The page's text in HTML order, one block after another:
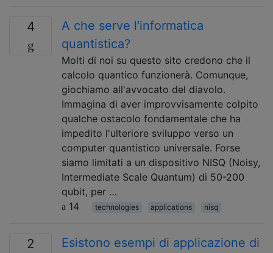
4
A che serve l'informatica
quantistica?
Molti di noi su questo sito credono che il
calcolo quantico funzionerà. Comunque,
giochiamo all'avvocato del diavolo.
Immagina di aver improvvisamente colpito
qualche ostacolo fondamentale che ha
impedito l'ulteriore sviluppo verso un
computer quantistico universale. Forse
siamo limitati a un dispositivo NISQ (Noisy,
Intermediate Scale Quantum) di 50-200
qubit, per …
14
technologies applications nisq
2
Esistono esempi di applicazione di